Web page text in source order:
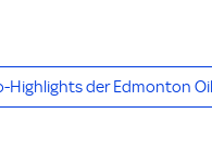
Highlights der Edmonton